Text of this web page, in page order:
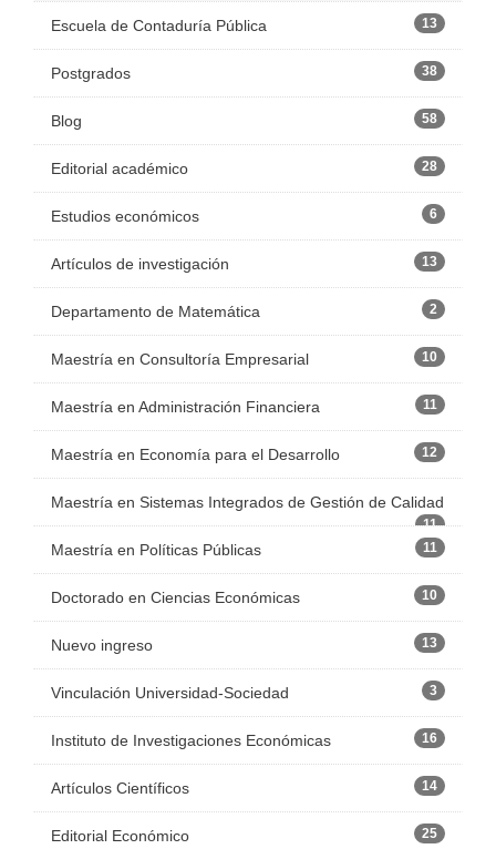
Escuela de Contaduría Pública 13
Postgrados 38
Blog 58
Editorial académico 28
Estudios económicos 6
Artículos de investigación 13
Departamento de Matemática 2
Maestría en Consultoría Empresarial 10
Maestría en Administración Financiera 11
Maestría en Economía para el Desarrollo 12
Maestría en Sistemas Integrados de Gestión de Calidad
11
Maestría en Políticas Públicas 11
Doctorado en Ciencias Económicas 10
Nuevo ingreso 13
Vinculación Universidad-Sociedad 3
Instituto de Investigaciones Económicas 16
Artículos Científicos 14
Editorial Económico 25